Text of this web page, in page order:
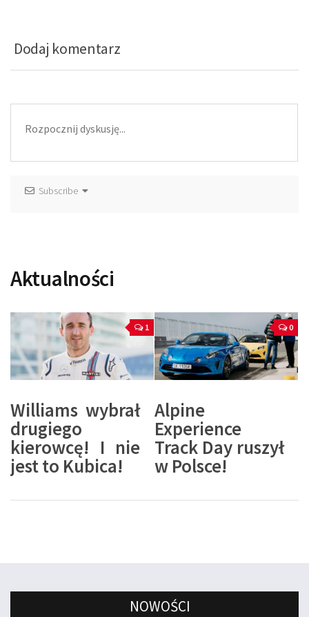
Dodaj komentarz
Subscribe
Aktualności
1
Williams wybrał
drugiego
kierowcę! I nie
jest to Kubica!
0
Alpine
Experience
Track Day ruszył
w Polsce!
NOWOŚCI